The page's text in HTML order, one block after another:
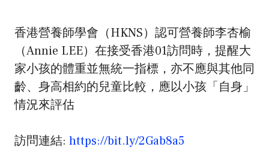
香港營養師學會（HKNS）認可營養師李杏榆
（Annie LEE）在接受香港01訪問時，提醒大
家小孩的體重並無統一指標，亦不應與其他同
齡、身高相約的兒童比較，應以小孩「自身」
情況來評估
訪問連結: https://bit.ly/2Gab8a5